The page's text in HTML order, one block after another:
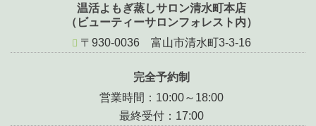
温活よもぎ蒸しサロン清水町本店
（ビューティーサロンフォレスト内）
〒930-0036 富山市清水町3-3-16
完全予約制
営業時間：10:00～18:00
最終受付：17:00